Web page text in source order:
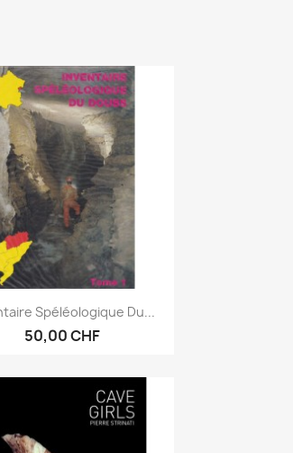
Vorschau
Spéléologique Du...
50,00 CHF